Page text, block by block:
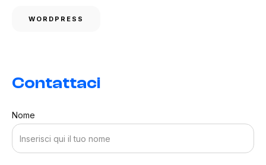
WORDPRESS
Contattaci
Nome